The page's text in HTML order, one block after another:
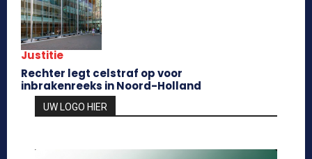
Justitie
Rechter legt celstraf op voor
inbrakenreeks in Noord-Holland
UW LOGO HIER